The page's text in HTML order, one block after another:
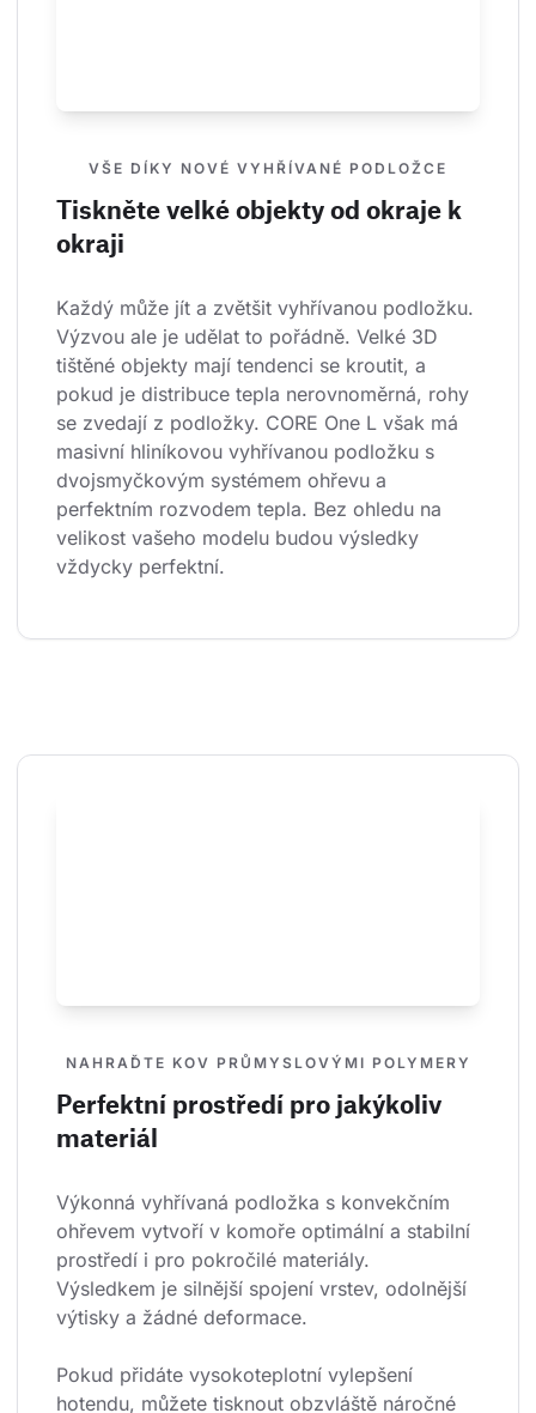
VŠE DÍKY NOVÉ VYHŘÍVANÉ PODLOŽCE
Tiskněte velké objekty od okraje k
okraji
Každý může jít a zvětšit vyhřívanou podložku.
Výzvou ale je udělat to pořádně. Velké 3D
tištěné objekty mají tendenci se kroutit, a
pokud je distribuce tepla nerovnoměrná, rohy
se zvedají z podložky. CORE One L však má
masivní hliníkovou vyhřívanou podložku s
dvojsmyčkovým systémem ohřevu a
perfektním rozvodem tepla. Bez ohledu na
velikost vašeho modelu budou výsledky
vždycky perfektní.
NAHRAĎTE KOV PRŮMYSLOVÝMI POLYMERY
Perfektní prostředí pro jakýkoliv
materiál
Výkonná vyhřívaná podložka s konvekčním
ohřevem vytvoří v komoře optimální a stabilní
prostředí i pro pokročilé materiály.
Výsledkem je silnější spojení vrstev, odolnější
výtisky a žádné deformace.
Pokud přidáte vysokoteplotní vylepšení
hotendu, můžete tisknout obzvláště náročné